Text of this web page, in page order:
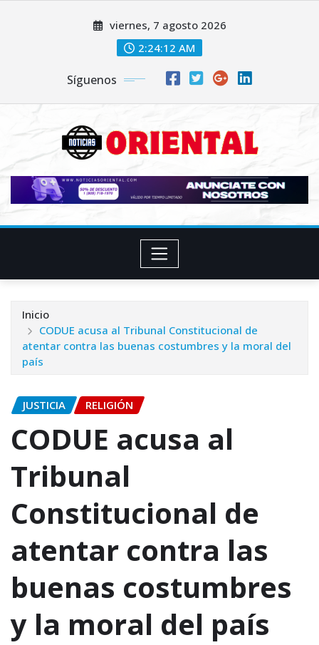
viernes, 7 agosto 2026
2:24:13 AM
Síguenos
Inicio
CODUE acusa al Tribunal Constitucional de
atentar contra las buenas costumbres y la moral del
país
JUSTICIA RELIGIÓN
CODUE acusa al
Tribunal
Constitucional de
atentar contra las
buenas costumbres
y la moral del país